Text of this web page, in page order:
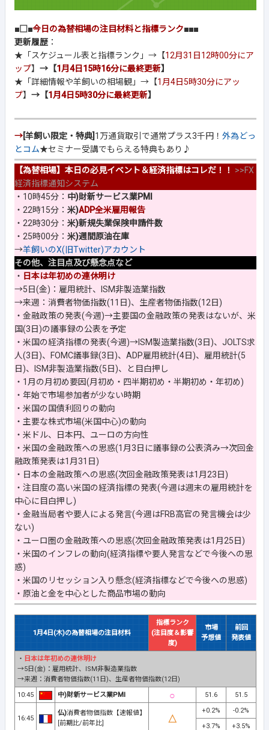
■□■今日の為替相場の注目材料と指標ランク■■■
更新履歴 ：
★「スケジュール表と指標ランク」→【12月31日12時00分にア
ップ】 →【1月4日15時16分に最終更新】
★「詳細情報や羊飼いの相場観」→【1月4日5時30分にアッ
プ】 →【1月4日5時30分に最終更新】
→[羊飼い限定・特典] 1万通貨取引で通常プラス3千円！ 外為どっ
とコム★セミナー受講でもらえる特典もあり♪
【為替相場】本日の必見イベント＆経済指標はコレだ！！ >>FX
経済指標通知システム
・10時45分： 中)財新サービス業PMI
・22時15分： 米)ADP全米雇用報告
・22時30分： 米)新規失業保険申請件数
・25時00分： 米)週間原油在庫
→羊飼いのX(旧Twitter)アカウント
その他、注目点及び懸念点など
・ 日本は年初めの連休明け
→5日(金)：雇用統計、ISM非製造業指数
→来週：消費者物価指数(11日)、生産者物価指数(12日)
・金融政策の発表(今週)→主要国の金融政策の発表はないが、米
国(3日)の議事録の公表を予定
・米国の経済指標の発表(今週)→ISM製造業指数(3日)、JOLTS求
人(3日)、FOMC議事録(3日)、ADP雇用統計(4日)、雇用統計(5
日)、ISM非製造業指数(5日)、と目白押し
・ 1月の月初め要因(月初め・四半期初め・半期初め・年初め)
・年始で市場参加者が少ない時期
・米国の国債利回りの動向
・主要な株式市場(米国中心)の動向
・米ドル、日本円、ユーロの方向性
・米国の金融政策への思惑(1月3日に議事録の公表済み→次回金
融政策発表は1月31日)
・日本の金融政策への思惑(次回金融政策発表は1月23日)
・注目度の高い米国の経済指標の発表(今週は週末の雇用統計を
中心に目白押し)
・金融当局者や要人による発言(今週はFRB高官の発言機会は少
ない)
・ユーロ圏の金融政策への思惑(次回金融政策発表は1月25日)
・米国のインフレの動向(経済指標や要人発言などで今後への思
惑)
・米国のリセッション入り懸念(経済指標などで今後への思惑)
・原油と金を中心とした商品市場の動向
1月4日(木)の為替相場の注目材料
指標ランク
(注目度＆影響
度)
市場
予想値
前回
発表値
・ 日本は年初めの連休明け
→5日(金)：雇用統計、ISM非製造業指数
→来週：消費者物価指数(11日)、生産者物価指数(12日)
10:45
中)財新サービス業PMI 51.6 51.5
16:45
仏)消費者物価指数【速報値】
[前期比/前年比]
+0.2%
-0.2%
+3.7%
+3.5%